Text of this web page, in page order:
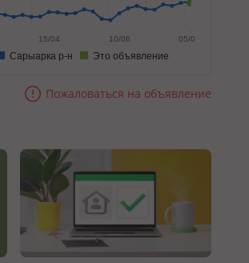
15/04 10/06 05/08
Сарыарка р-н Это объявление
Пожаловаться на объявление